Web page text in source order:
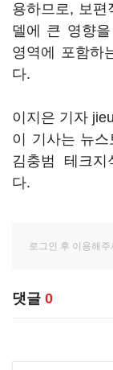
용하므로, 보편
델에 큰 영향
영역에 포함하
다.
이지은 기자
이 기사는 뉴
김충범 테크지
다.
댓글 0